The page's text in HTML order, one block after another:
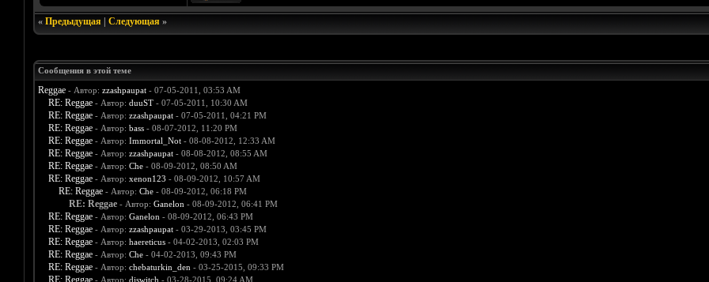
« Предыдущая| Следующая»
Сообщения в этой теме
Reggae - Автор: zzashpaupat- 07-05-2011, 03:53 AM
RE: Reggae - Автор: duuST- 07-05-2011, 10:30 AM
RE: Reggae - Автор: zzashpaupat- 07-05-2011, 04:21 PM
RE: Reggae - Автор: bass- 08-07-2012, 11:20 PM
RE: Reggae - Автор: Immortal_Not- 08-08-2012, 12:33 AM
RE: Reggae - Автор: zzashpaupat- 08-08-2012, 08:55 AM
RE: Reggae - Автор: Che- 08-09-2012, 08:50 AM
RE: Reggae - Автор: xenon123 - 08-09-2012, 10:57 AM
RE: Reggae - Автор: Che- 08-09-2012, 06:18 PM
RE: Reggae - Автор: Ganelon - 08-09-2012, 06:41 PM
RE: Reggae - Автор: Ganelon - 08-09-2012, 06:43 PM
RE: Reggae - Автор: zzashpaupat- 03-29-2013, 03:45 PM
RE: Reggae - Автор: haereticus- 04-02-2013, 02:03 PM
RE: Reggae - Автор: Che- 04-02-2013, 09:43 PM
RE: Reggae - Автор: chebaturkin_den - 03-25-2015, 09:33 PM
RE: Reggae - Автор: djswitch - 03-28-2015, 09:24 AM